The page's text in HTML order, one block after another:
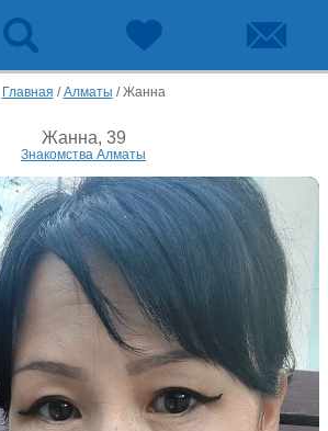
Главная /Алматы /Жанна
Жанна, 39
Знакомства Алматы